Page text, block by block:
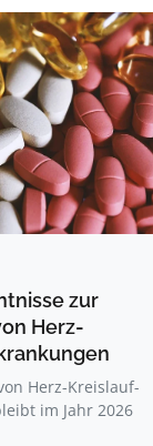
zur
Herz-
Herz-Kreislauf-
im Jahr 2026